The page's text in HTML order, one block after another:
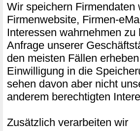
Wir speichern
Firmenwebsite, Firmen-
Interessen wahrnehmen
Anfrage unserer
den meisten Fällen
Einwilligung in die
sehen davon aber nicht
anderem berechtigten
Zusätzlich verarbeiten wir